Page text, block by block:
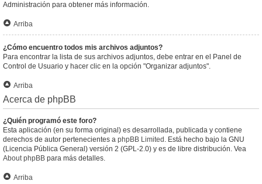
Administración para obtener más información.
Arriba
¿Cómo encuentro todos mis archivos adjuntos?
Para encontrar la lista de sus archivos adjuntos, debe entrar en el Panel de
Control de Usuario y hacer clic en la opción "Organizar adjuntos".
Arriba
Acerca de phpBB
¿Quién programó este foro?
Esta aplicación (en su forma original) es desarrollada, publicada y contiene
derechos de autor pertenecientes a phpBB Limited . Está hecho bajo la GNU
(Licencia Pública General) versión 2 (GPL-2.0) y es de libre distribución. Vea
About phpBB para más detalles.
Arriba